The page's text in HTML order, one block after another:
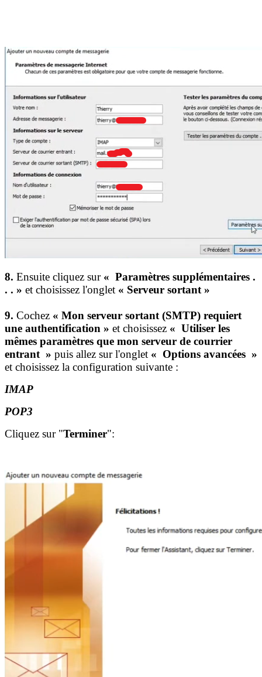
8. Ensuite cliquez sur « ​Paramètres supplémentaires .
. . ​» et choisissez l'onglet « Serveur sortant »
9. Cochez « ​Mon serveur sortant (SMTP) requiert
une authentification ​» et choisissez « ​Utiliser les
mêmes paramètres que mon serveur de courrier
entrant ​» puis allez sur l'onglet « Options avancées »
et choisissez la configuration suivante :
IMAP
POP3
Cliquez sur "Terminer":